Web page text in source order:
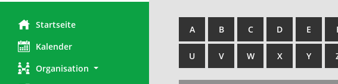
Startseite
Kalender
Organisation
A B C D E
U V W X Y